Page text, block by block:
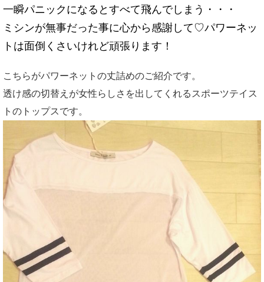
一瞬パニックになるとすべて飛んでしまう・・・
ミシンが無事だった事に心から感謝して♡パワーネッ
トは面倒くさいけれど頑張ります！
こちらがパワーネットの丈詰めのご紹介です。
透け感の切替えが女性らしさを出してくれるスポーツテイス
トのトップスです。